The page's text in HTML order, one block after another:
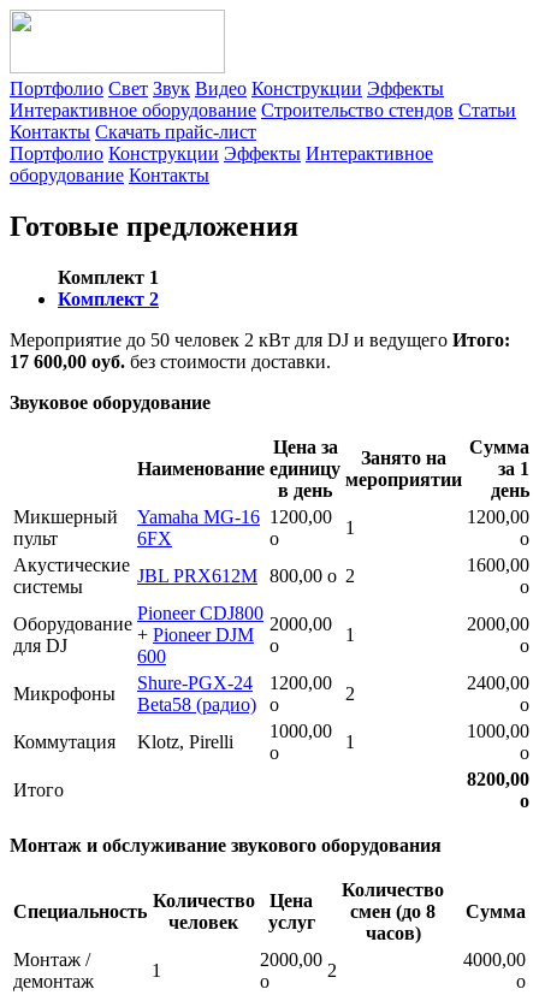
Портфолио Свет Звук Видео Конструкции Эффекты
Интерактивное оборудование Строительство стендов Статьи
Контакты Скачать прайс-лист
Портфолио Конструкции Эффекты Интерактивное
оборудование Контакты
Готовые предложения
Комплект 1
Комплект 2
Мероприятие до 50 человек 2 кВт для DJ и ведущего Итого:
17 600,00 oуб. без стоимости доставки.
Звуковое оборудование
Наименование
Цена за
единицу
в день
Занято на
мероприятии
Сумма
за 1
день
Микшерный
пульт
Yamaha MG-16
6FX
1200,00
o
1
1200,00
o
Акустические
системы
JBL PRX612M 800,00 o 2
1600,00
o
Оборудование
для DJ
Pioneer CDJ800
+ Pioneer DJM
600
2000,00
o
1
2000,00
o
Микрофоны
Shure-PGX-24
Beta58 (радио)
1200,00
o
2
2400,00
o
Коммутация
Klotz, Pirelli
1000,00
o
1
1000,00
o
Итого
8200,00
o
Монтаж и обслуживание звукового оборудования
Специальность
Количество
человек
Цена
услуг
Количество
смен (до 8
часов)
Сумма
Монтаж /
демонтаж
1
2000,00
o
2
4000,00
o